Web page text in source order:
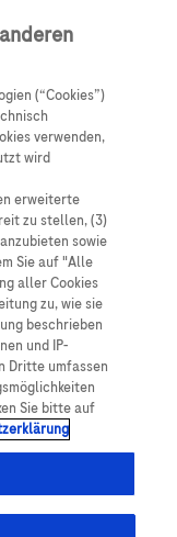
0
Artikel
für:
(“Cookies”)
verwenden,
wird
erweiterte
zu stellen, (3)
sowie
Sie auf "Alle
aller Cookies
zu, wie sie
beschrieben
und IP-
Dritte umfassen
Sie bitte auf